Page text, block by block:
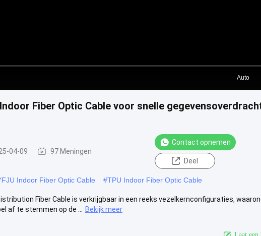
Auto
Fiber Optic Cable voor snelle
04-09 97 Meningen
Contact opnemen
Deel
Indoor Fiber Optic Cable #TPU Indoor Fiber Optic Cable
Fiber Cable is verkrijgbaar in een reeks vezelkernconfiguraties,
af te stemmen op de ...
Bekijk meer
Laat een